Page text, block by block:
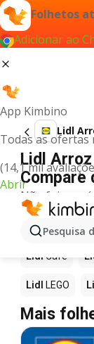
Folhetos
Adicionar ao
App Kimbino
Todas as ofertas
(14,1 mil
Abrir
Pesquisa
Lidl
Lidl
Compare
Não foi
para este
Mais
Lidl Café
Lidl LEGO
Mais